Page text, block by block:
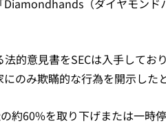
的意見書をSECは入手してお
のみ欺瞞的な行為を開示した
約60%を取り下げまたは一時